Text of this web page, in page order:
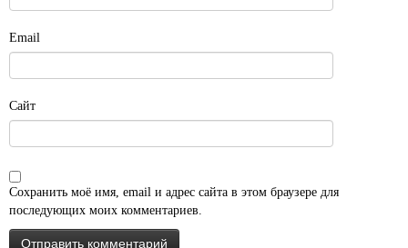
Email
Сайт
Сохранить моё имя, email и адрес сайта в этом браузере для
последующих моих комментариев.